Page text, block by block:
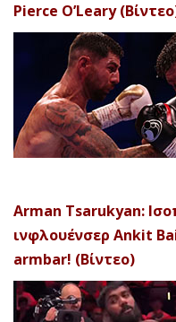
Pierce O’Leary
Arman Tsarukyan:
ινφλουένσερ Ankit
armbar! (Βίντεο)